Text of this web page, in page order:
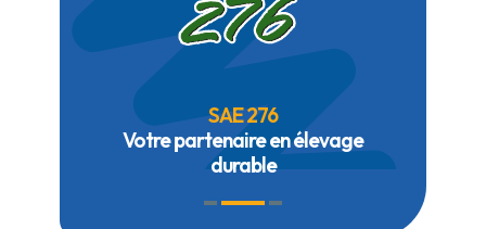
SAE 276
Votre partenaire en élevage
durable